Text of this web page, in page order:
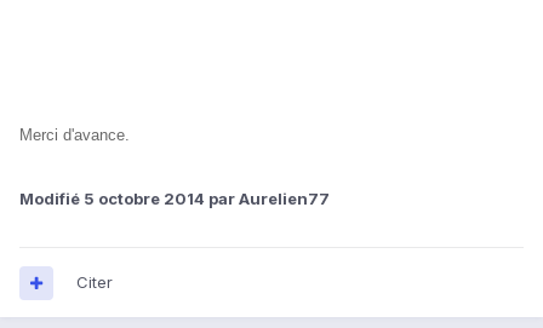
Merci d'avance.
Modifié 5 octobre 2014 par Aurelien77
Citer